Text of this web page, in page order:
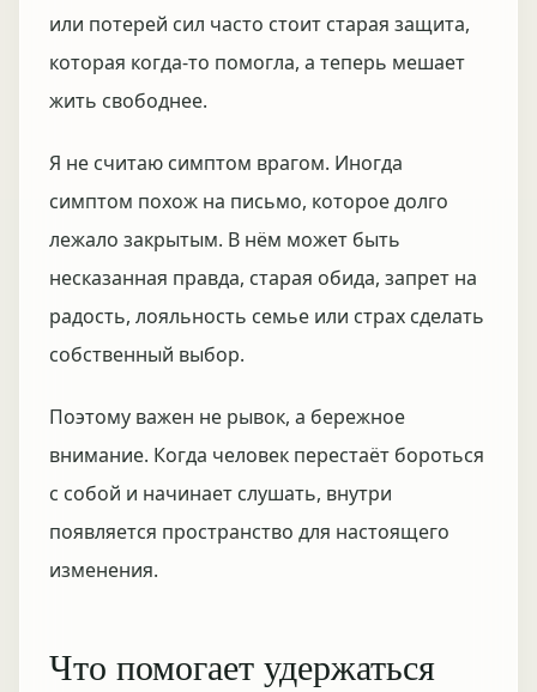
или потерей сил часто стоит старая защита,
которая когда-то помогла, а теперь мешает
жить свободнее.
Я не считаю симптом врагом. Иногда
симптом похож на письмо, которое долго
лежало закрытым. В нём может быть
несказанная правда, старая обида, запрет на
радость, лояльность семье или страх сделать
собственный выбор.
Поэтому важен не рывок, а бережное
внимание. Когда человек перестаёт бороться
с собой и начинает слушать, внутри
появляется пространство для настоящего
изменения.
Что помогает удержаться